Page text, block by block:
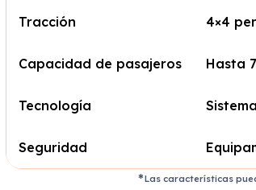
Tracción 4×4
Capacidad de pasajeros Hasta
Tecnología
Seguridad
Las características